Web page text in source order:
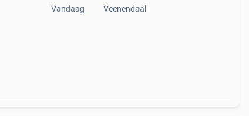
Vandaag Veenendaal